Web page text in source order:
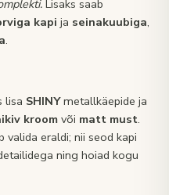
Lisaks saab
kapi ja seinakuubiga,
.
lisa SHINYmetallkäepide ja
kroom või matt must.
valida eraldi; nii seod kapi
ning hoiad kogu